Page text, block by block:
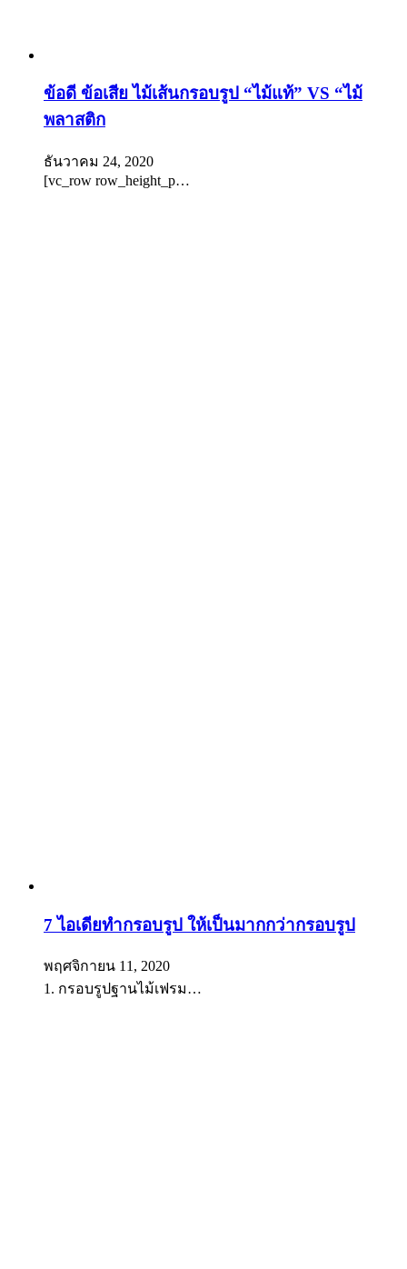
ข้อดี ข้อเสีย ไม้เส้นกรอบรูป “ไม้แท้” VS “ไม้
พลาสติก
ธันวาคม 24, 2020
[vc_row row_height_p…
7 ไอเดียทำกรอบรูป ให้เป็นมากกว่ากรอบรูป
พฤศจิกายน 11, 2020
1. กรอบรูปฐานไม้เฟรม…